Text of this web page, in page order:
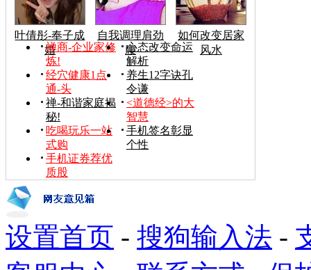
叶倩彤-奉子成
婚
自我调理肩劲
腰
如何改变居家
风水
禅商-企业家修
炼!
心态改变命运
解析
经穴健康1点
通-头
养生12字诀孔
令谦
禅-和谐家庭揭
秘!
<道德经>的大
智慧
吃喝玩乐一站
式购
手机签名彰显
个性
手机证券荐优
质股
设置首页 - 搜狗输入法 -